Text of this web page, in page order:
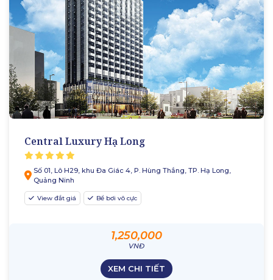
Central Luxury Hạ Long
Số 01, Lô H29, khu Đa Giác 4, P. Hùng Thắng, TP. Hạ Long,
Quảng Ninh
View đắt giá Bể bơi vô cực
1,250,000
VNĐ
XEM CHI TIẾT